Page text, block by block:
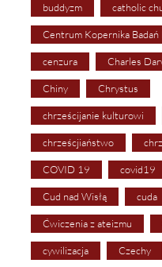
buddyzm catholic
Centrum Kopernika
cenzura Charles
Chiny Chrystus
chrześcijanie kulturowi
chrześcjiaństwo
COVID 19 covid19
Cud nad Wisłą cuda
Ćwiczenia z ateizmu
cywilizacja Czechy